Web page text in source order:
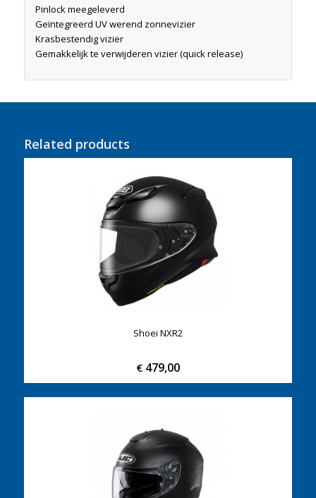
Pinlock meegeleverd
Geïntegreerd UV werend zonnevizier
Krasbestendig vizier
Gemakkelijk te verwijderen vizier (quick release)
Related products
Shoei NXR2
€479,00